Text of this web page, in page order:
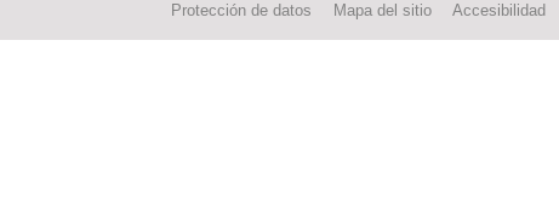
Protección de datos Mapa del sitio Accesibilidad